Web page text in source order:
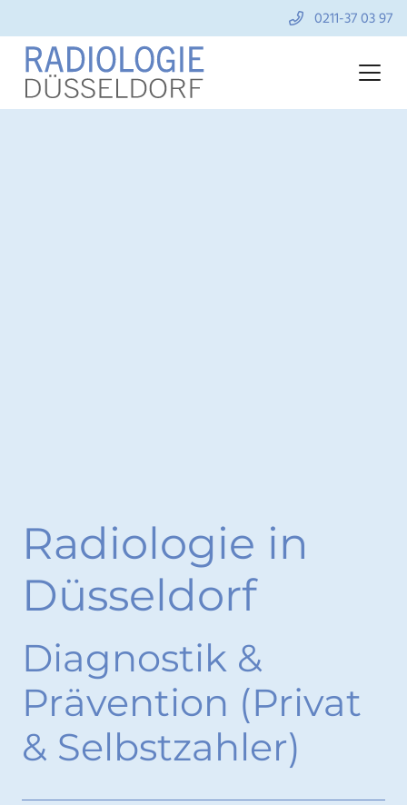
0211-37 03 97
Radiologie in
Düsseldorf
Diagnostik &
Prävention (Privat
& Selbstzahler)